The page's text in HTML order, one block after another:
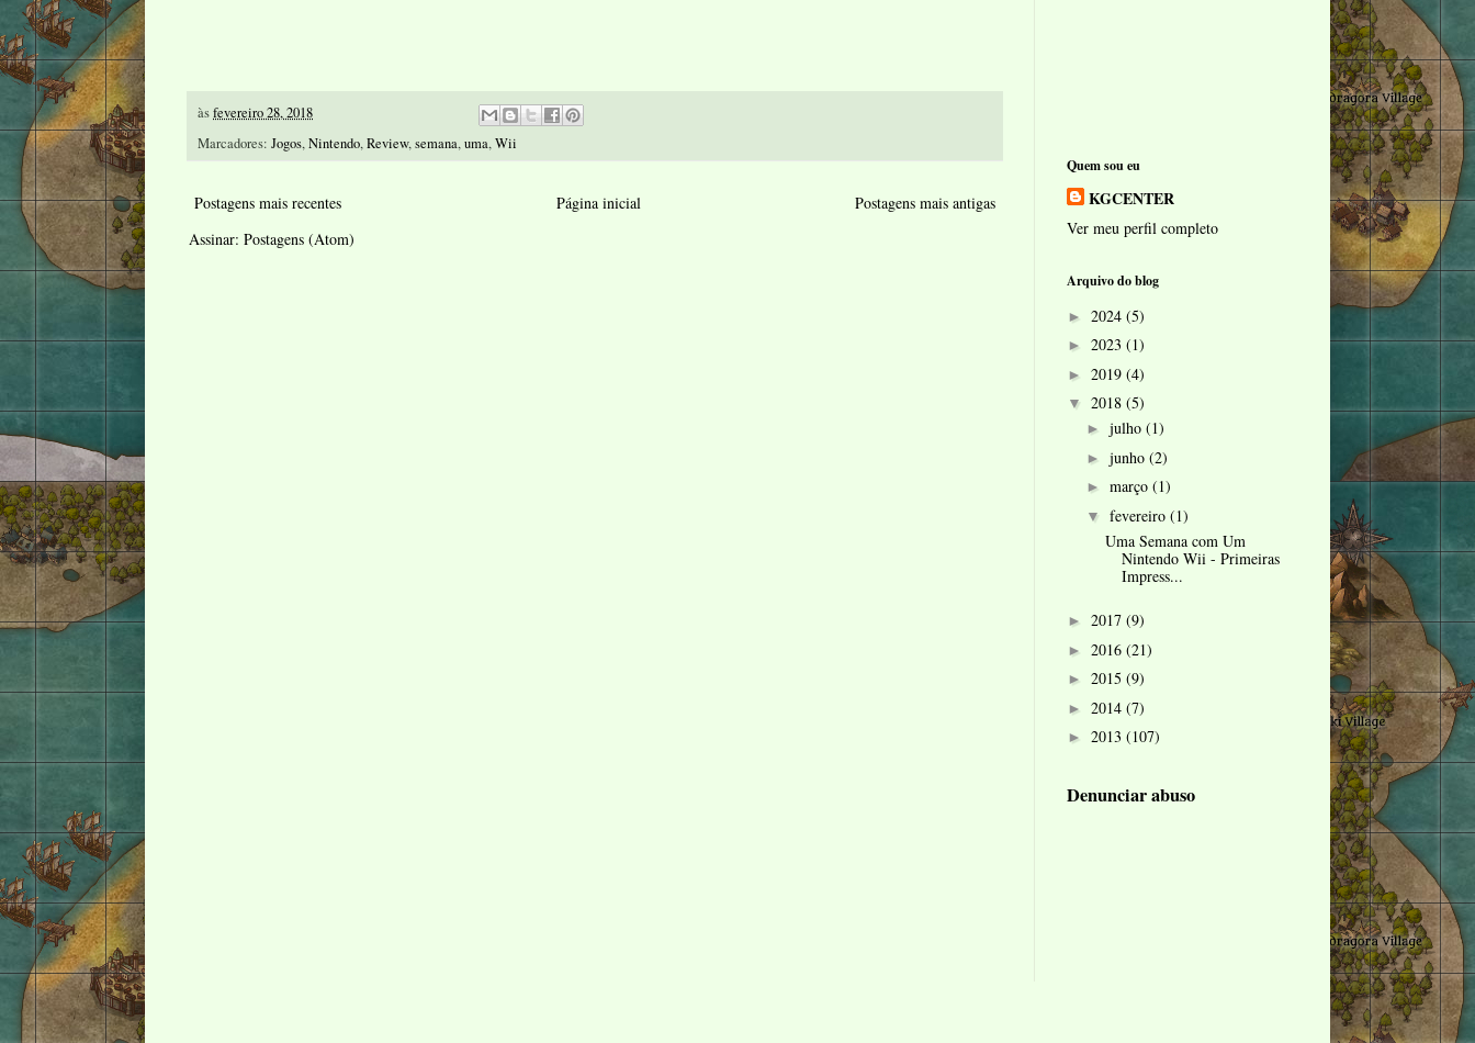
àsfevereiro 28, 2018
Marcadores: Jogos,Nintendo,Review,semana,uma,Wii
Postagens mais recentes Postagens mais antigas
Página inicial
Assinar: Postagens (Atom)
Quem sou eu
KGCENTER
Ver meu perfil completo
Arquivo do blog
► 2024 (5)
► 2023 (1)
► 2019 (4)
▼ 2018 (5)
► julho (1)
► junho (2)
► março (1)
▼ fevereiro (1)
Uma Semana com Um
Nintendo Wii - Primeiras
Impress...
► 2017 (9)
► 2016 (21)
► 2015 (9)
► 2014 (7)
► 2013 (107)
Denunciar abuso